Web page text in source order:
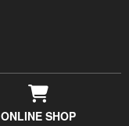
ONLINE SHOP